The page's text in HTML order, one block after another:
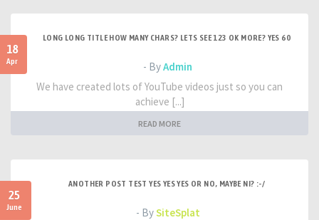
18
Apr
LONG LONG TITLE HOW MANY CHARS? LETS SEE 123 OK MORE? YES 60
- ByAdmin
We have created lots of YouTube videos just so you can
achieve [...]
READ MORE
25
June
ANOTHER POST TEST YES YES YES OR NO, MAYBE NI? :-/
- BySiteSplat